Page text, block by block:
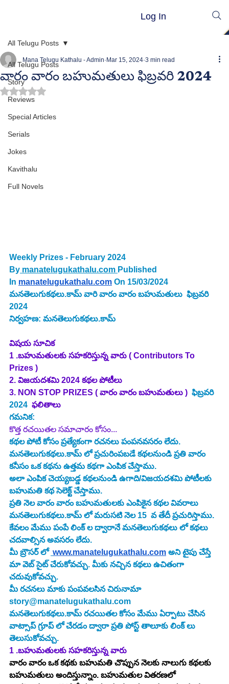
Log In
All Telugu Posts
Story
Reviews
Special Articles
Serials
Jokes
Kavithalu
Full Novels
All Telugu Posts
వారం వారం బహుమతులు ఫిబ్రవరి 2024
Mana Telugu Kathalu - Admin Mar 15, 2024 3 min read
Rated NaN out of 5 stars.
Weekly Prizes - February 2024
By manatelugukathalu.com Published
In manatelugukathalu.com On 15/03/2024
మనతెలుగుకథలు.కామ్ వారి వారం వారం బహుమతులు ఫిబ్రవరి
2024
నిర్వహణ: మనతెలుగుకథలు.కామ్
విషయ సూచిక
1 .బహుమతులకు సహకరిస్తున్న వారు ( Contributors To
Prizes )
2. విజయదశమి 2024 కథల పోటీలు
3. NON STOP PRIZES ( వారం వారం బహుమతులు ) ఫిబ్రవరి
2024 ఫలితాలు
గమనిక:
కొత్త రచయితల సమాచారం కోసం...
కథల పోటీ కోసం ప్రత్యేకంగా రచనలు పంపనవసరం లేదు.
మనతెలుగుకథలు.కామ్ లో ప్రచురింపబడే కథలనుండి ప్రతి వారం
కనీసం ఒక కథను ఉత్తమ కథగా ఎంపిక చేస్తాము.
అలా ఎంపిక చెయ్యబడ్డ కథలనుండి ఉగాది/విజయదశమి పోటీలకు
బహుమతి కథ సెలెక్ట్ చేస్తాము.
ప్రతి నెల వారం వారం బహుమతులకు ఎంపికైన కథల వివరాలు
మనతెలుగుకథలు.కామ్ లో మరుసటి నెల 15  వ తేదీ ప్రచురిస్తాము.
కేవలం మేము పంపే లింక్ ల ద్వారానే మనతెలుగుకథలు లో కథలు
చదవాల్సిన అవసరం లేదు.
మీ బ్రౌసర్ లో www.manatelugukathalu.com అని టైపు చేస్తే
మా వెబ్ సైట్ చేరుకోవచ్చు. మీకు నచ్చిన కథలు ఉచితంగా
చదువుకోవచ్చు.
మీ రచనలు మాకు పంపవలసిన చిరునామా
story@manatelugukathalu.com
మనతెలుగుకథలు.కామ్ రచయితల కోసం మేము ఏర్పాటు చేసిన
వాట్సాప్ గ్రూప్ లో చేరడం ద్వారా ప్రతి పోస్ట్ తాలూకు లింక్ లు
తెలుసుకోవచ్చు.
1 .బహుమతులకు సహకరిస్తున్న వారు
వారం వారం ఒక కథకు బహుమతి చొప్పున నెలకు నాలుగు కథలకు
బహుమతులు అందిస్తున్నాం. బహుమతుల వితరణలో